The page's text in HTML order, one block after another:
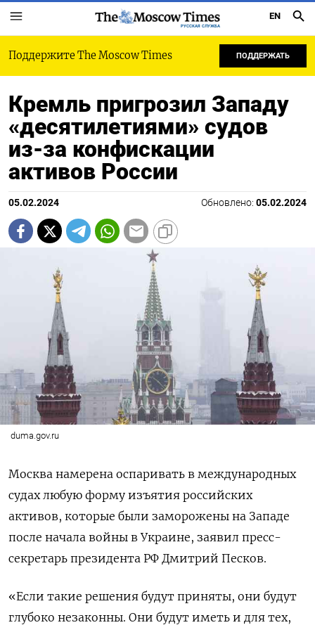
РУССКАЯ СЛУЖБА
EN
Поддержите The Moscow Times ПОДДЕРЖАТЬ
Кремль пригрозил Западу
«десятилетиями» судов
из-за конфискации
активов России
05.02.2024 Обновлено: 05.02.2024
duma.gov.ru
Москва намерена оспаривать в международных
судах любую форму изъятия российских
активов, которые были заморожены на Западе
после начала войны в Украине, заявил пресс-
секретарь президента РФ Дмитрий Песков.
«Если такие решения будут приняты, они будут
глубоко незаконны. Они будут иметь и для тех,